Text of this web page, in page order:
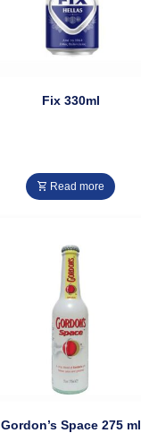
Fix 330ml
Read more
Gordon’s Space 275 ml